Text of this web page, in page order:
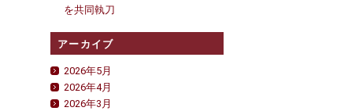
を共同執刀
アーカイブ
2026年5月
2026年4月
2026年3月